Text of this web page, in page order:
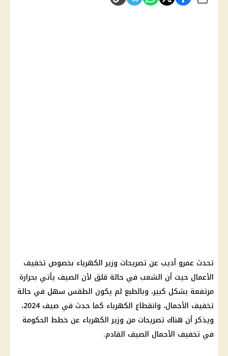
تحدث عمرو أديب عن تصريحات وزير الكهرباء بخصوص تخفيف
الأعمال حيث أن الشعب في حالة قلق لأن الصيف يأتي بحرارة
مرتفعة بشكل كبير، وبالطبع لم يكون الطقس سهل في حالة
تخفيف الأحمال، وانقطاع الكهرباء كما حدث في صيف 2024،
ويذكر أن هناك تصريحات من وزير الكهرباء عن خطط الحكومة
في تخفيف الأحمال الصيف القادم.